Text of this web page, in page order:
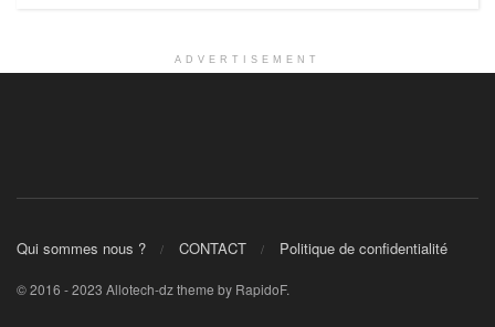
ADVERTISEMENT
Qui sommes nous ? CONTACT Politique de confidentialité
© 2016 - 2023 Allotech-dz theme by RapidoF.